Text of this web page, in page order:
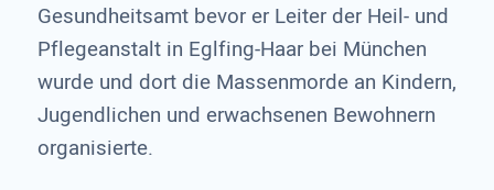
Gesundheitsamt bevor er Leiter der Heil- und
Pflegeanstalt in Eglfing-Haar bei München
wurde und dort die Massenmorde an Kindern,
Jugendlichen und erwachsenen Bewohnern
organisierte.